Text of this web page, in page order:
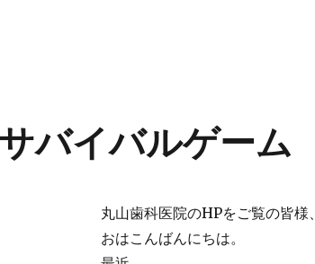
バイバルゲーム
丸山歯科医院のHPをご覧の皆様、
おはこんばんにちは。